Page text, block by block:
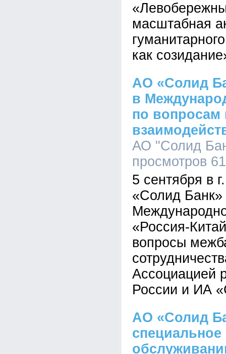
масштабная
как
АО «Солид
в
по вопросам
АО "Солид
просмотров
5 сентября в
«Солид Банк»
«Россия-
вопросы
Ассоциацией
России и ИА
АО «Солид